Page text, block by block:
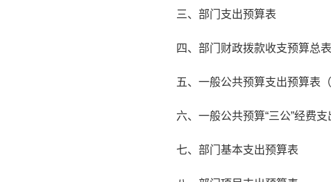
三、部门支出预算表
四、部门财政拨款收支预算总表
五、一般公共预算支出预算表
六、一般公共预算“三公”经费
七、部门基本支出预算表